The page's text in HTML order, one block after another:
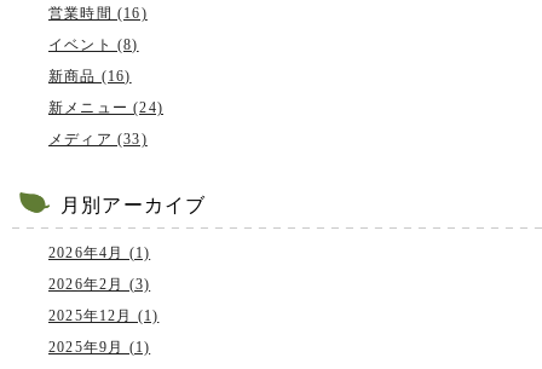
営業時間 (16)
イベント (8)
新商品 (16)
新メニュー (24)
メディア (33)
月別アーカイブ
2026年4月 (1)
2026年2月 (3)
2025年12月 (1)
2025年9月 (1)